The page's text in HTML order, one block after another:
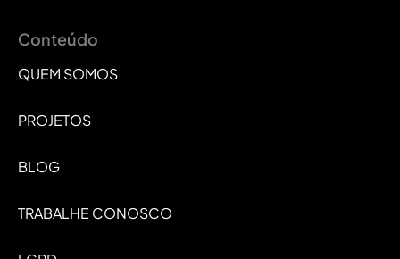
Conteúdo
QUEM SOMOS
PROJETOS
BLOG
TRABALHE CONOSCO